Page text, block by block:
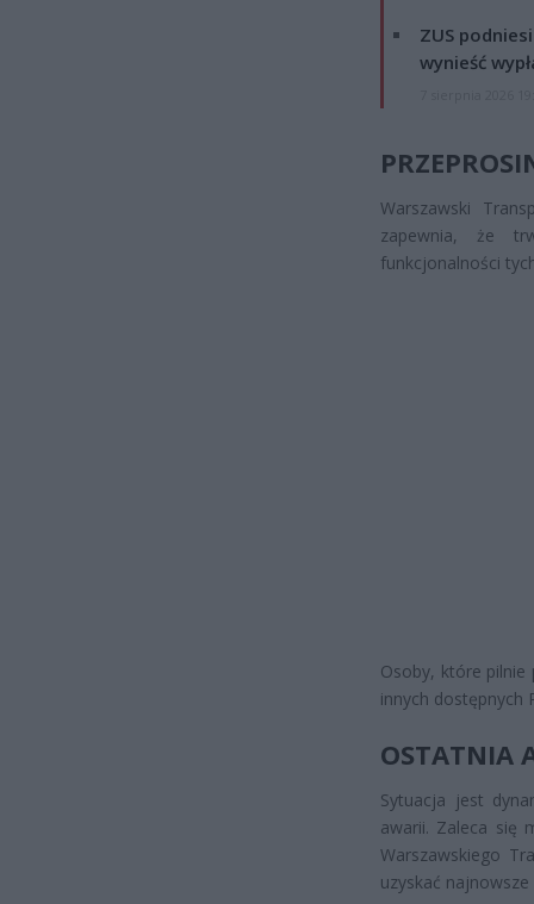
ZUS
wynieść
Warszawski
zapewnia, że
funkcjonalności
Osoby, które pilnie
innych dostępnych
OSTATNIA
Sytuacja jest
awarii. Zaleca się
Warszawskiego
uzyskać